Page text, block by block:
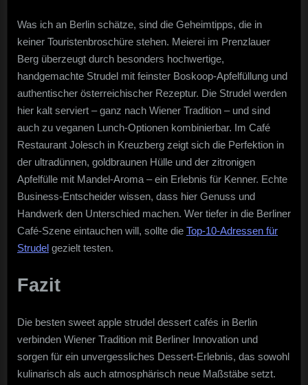
Was ich an Berlin schätze, sind die Geheimtipps, die in
keiner Touristenbroschüre stehen. Meierei im Prenzlauer
Berg überzeugt durch besonders hochwertige,
handgemachte Strudel mit feinster Boskoop-Apfelfüllung und
authentischer österreichischer Rezeptur. Die Strudel werden
hier kalt serviert – ganz nach Wiener Tradition – und sind
auch zu veganen Lunch-Optionen kombinierbar. Im Café
Restaurant Jolesch in Kreuzberg zeigt sich die Perfektion in
der ultradünnen, goldbraunen Hülle und der zitronigen
Apfelfülle mit Mandel-Aroma – ein Erlebnis für Kenner. Echte
Business-Entscheider wissen, dass hier Genuss und
Handwerk den Unterschied machen. Wer tiefer in die Berliner
Café-Szene eintauchen will, sollte die Top-10-Adressen für
Strudel gezielt testen.
Fazit
Die besten sweet apple strudel dessert cafés in Berlin
verbinden Wiener Tradition mit Berliner Innovation und
sorgen für ein unvergessliches Dessert-Erlebnis, das sowohl
kulinarisch als auch atmosphärisch neue Maßstäbe setzt.